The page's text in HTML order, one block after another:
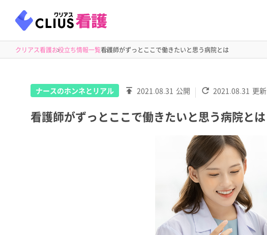
クリアス看護お役立ち情報一覧看護師がずっとここで働きたいと思う病院とは
ナースのホンネとリアル 2021.08.31 公開 2021.08.31 更新
看護師がずっとここで働きたいと思う病院とは